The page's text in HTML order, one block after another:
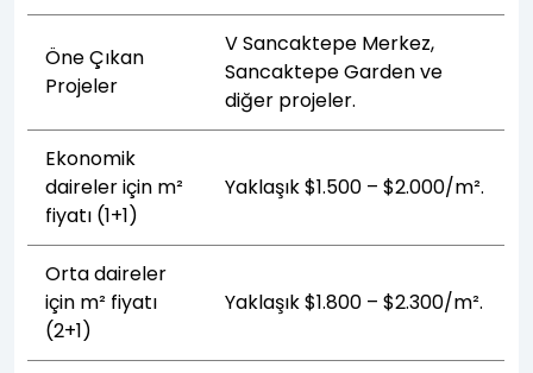
Öne Çıkan
Projeler
V Sancaktepe Merkez,
Sancaktepe Garden ve
diğer projeler.
Ekonomik
daireler için m²
fiyatı (1+1)
Yaklaşık $1.500 – $2.000/m².
Orta daireler
için m² fiyatı
(2+1)
Yaklaşık $1.800 – $2.300/m².